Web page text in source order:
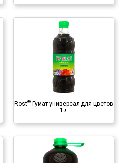
Rost® Гумат универсал для цветов
1 л